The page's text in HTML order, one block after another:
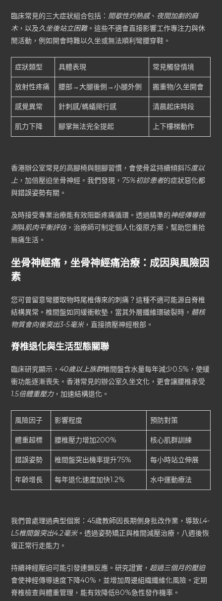
臨床常見的三大症狀組合包括： 間歇性灼熱感、 夜間加劇的麻
木，以及久坐後站立困難。這些不適會直接影響工作專注力與休
閒活動，例如開會時難以久坐或無法順利彎腰穿鞋。
症狀類型 具體表現 常見觸發情境
放射性疼痛 腰部→大腿後側→小腿外側 搬重物/久坐開會
感覺異常 針刺感/螞蟻爬行感 清晨起床時段
肌力下降 腳掌無法完全提起 上下樓梯動作
香港辦公室常見的高腳椅與翹腳習慣，會使骨盆持續傾斜15度以
上 ，加倍壓迫坐骨神經。我們發現， 75%初診患者的症狀惡化都
與錯誤姿勢有關。
及時接受專業治療能有效阻斷疼痛循環。透過精準的神經傳導檢
測與肌肉平衡評估，治療師可制定個人化復原方案，幫助您重拾
無痛生活。
坐骨神經痛，坐骨神經痛治療：成因與風險因
素
您可曾留意彎腰取物時尾椎傳來的刺痛？這種不適可能源自脊椎
結構異常。椎間盤如同緩衝軟墊，當其外層纖維環破裂時， 髓核
物質會向後突出3-5毫米，直接擠壓神經根部。
脊椎退化與生活型態關聯
臨床研究顯示，40歲以上族群椎間盤含水量每年減少0.5%，使緩
衝功能逐漸喪失。香港常見的辦公室久坐文化，更會讓腰椎承受
1.5倍體重壓力，加速結構退化。
風險因子 影響程度 預防對策
體重超標 腰椎壓力增加200% 核心肌群訓練
錯誤姿勢 椎間盤突出機率提升75% 每小時站立伸展
年齡增長 每年退化速度加快1.2% 水中運動療法
我們曾處理過典型個案：45歲教師因長期側身批改作業，導致L4-
L5椎間盤突出4.2毫米。透過姿勢矯正與椎間減壓治療，八週後恢
復正常行走能力。
持續神經壓迫可能引發連鎖反應。研究證實， 超過三個月的壓迫
會使神經傳導速度下降40%，並增加周邊組織纖維化風險。定期
脊椎檢查與體重管理，能有效降低80%急性發作機率。